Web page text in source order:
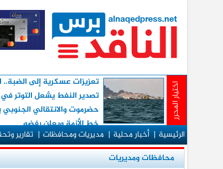
اختيار المحرر
تعزيزات عسكرية إلى الضبة..
تصدير النفط يشعل التوتر في
حضرموت والانتقالي
خط الأزمة ويعلن رفضه
الرئيسية|أخبار محلية|مديريات ومحافظات|تقارير
محافظات ومديريات